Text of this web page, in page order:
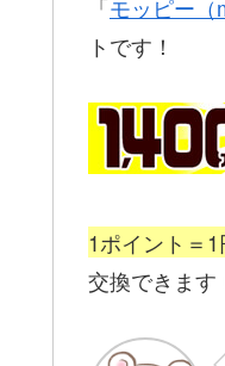
「モッピー（
トです！
1ポイント＝1
交換できます